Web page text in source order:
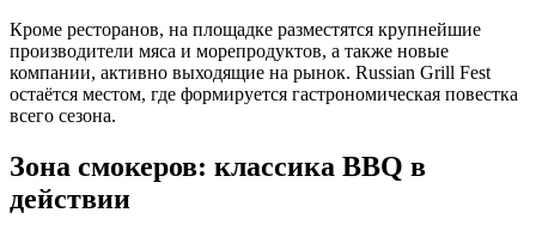
Кроме ресторанов, на площадке разместятся крупнейшие
производители мяса и морепродуктов, а также новые
компании, активно выходящие на рынок. Russian Grill Fest
остаётся местом, где формируется гастрономическая повестка
всего сезона.
Зона смокеров: классика BBQ в
действии